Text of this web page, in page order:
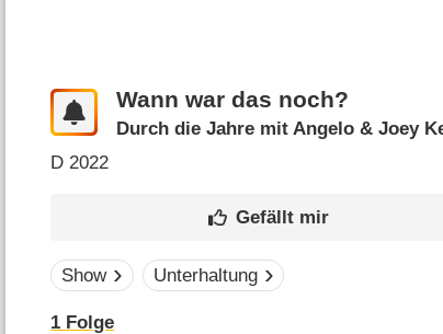
Wann war das noch?
Durch die Jahre mit Angelo & Joey
D 2022
Show Unterhaltung
1 Folge